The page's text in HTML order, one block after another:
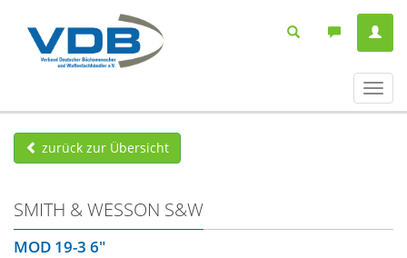
ein-/
zurück zur Übersicht
SMITH & WESSON S&W
MOD 19-3 6"